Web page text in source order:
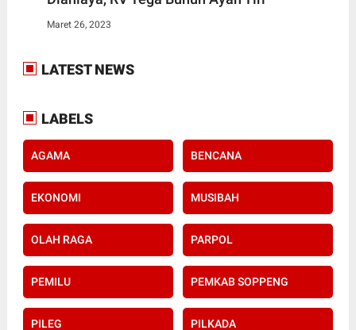
Maret 26, 2023
LATEST NEWS
LABELS
AGAMA BENCANA
EKONOMI MUSIBAH
OLAH RAGA PARPOL
PEMILU PEMKAB SOPPENG
PILEG PILKADA